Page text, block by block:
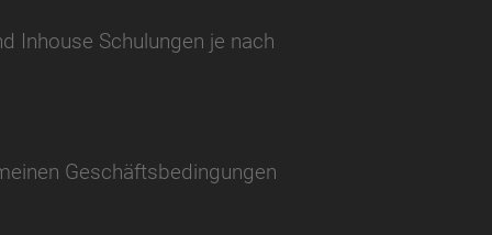
Inhouse Schulungen je nach
Geschäftsbedingungen